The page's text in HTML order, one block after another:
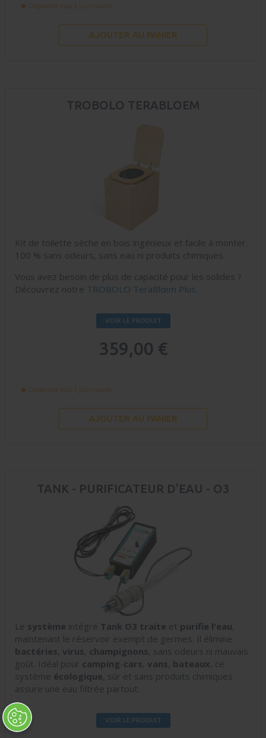
Disponible sous 3 jours ouvrés
AJOUTER AU PANIER
TROBOLO TERABLOEM
Kit de toilette sèche en bois ingénieux et facile à monter.
100 % sans odeurs, sans eau ni produits chimiques.
Vous avez besoin de plus de capacité pour les solides ?
Découvrez notre TROBOLO TeraBlœm Plus.
VOIR LE PRODUIT
359,00 €
Disponible sous 3 jours ouvrés
AJOUTER AU PANIER
TANK - PURIFICATEUR D'EAU - O3
Le système intégré Tank O3 traite et purifie l'eau
maintenant le réservoir exempt de germes. Il élimine
bactéries virus champignons , sans odeurs ni mauvais
goût. Idéal pour camping-cars vans bateaux , ce
système écologique , sûr et sans produits chimiques
assure une eau filtrée partout.
VOIR LE PRODUIT